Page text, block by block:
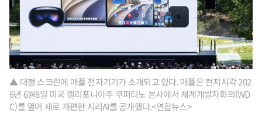
▲ 대형 스크린에 애플 전자기기가 소개되고 있다. 애플은 현지시각 202
6년 6월8일 미국 캘리포니아주 쿠퍼티노 본사에서 세계개발자회의(WD
C)를 열어 새로 개편한 시리AI를 공개했다.<연합뉴스>